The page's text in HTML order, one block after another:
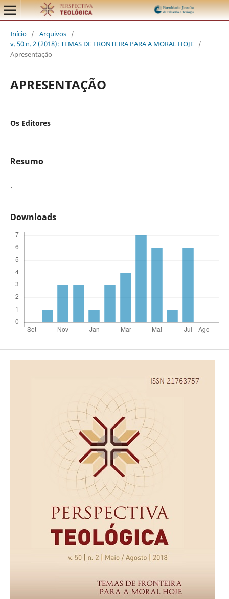
Início / Arquivos /
v. 50 n. 2 (2018): TEMAS DE FRONTEIRA PARA A MORAL HOJE /
Apresentação
APRESENTAÇÃO
Os Editores
Resumo
.
Downloads